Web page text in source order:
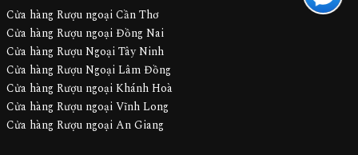
Cửa hàng Rượu ngoại Cần Thơ
Cửa hàng Rượu ngoại Đồng Nai
Cửa hàng Rượu Ngoại Tây Ninh
Cửa hàng Rượu Ngoại Lâm Đồng
Cửa hàng Rượu ngoại Khánh Hoà
Cửa hàng Rượu ngoại Vĩnh Long
Cửa hàng Rượu ngoại An Giang